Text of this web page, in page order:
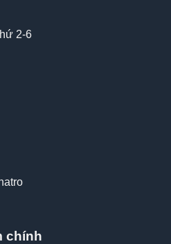
2-6
chính